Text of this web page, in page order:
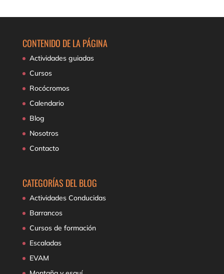
CONTENIDO DE LA PÁGINA
Actividades guiadas
Cursos
Rocócromos
Calendario
Blog
Nosotros
Contacto
CATEGORÍAS DEL BLOG
Actividades Conducidas
Barrancos
Cursos de formación
Escaladas
EVAM